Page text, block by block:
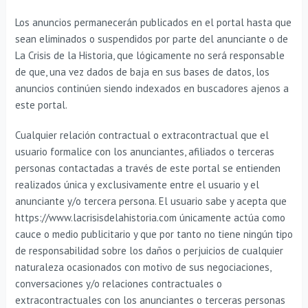
Los anuncios permanecerán publicados en el portal hasta que
sean eliminados o suspendidos por parte del anunciante o de
La Crisis de la Historia, que lógicamente no será responsable
de que, una vez dados de baja en sus bases de datos, los
anuncios continúen siendo indexados en buscadores ajenos a
este portal.
Cualquier relación contractual o extracontractual que el
usuario formalice con los anunciantes, afiliados o terceras
personas contactadas a través de este portal se entienden
realizados única y exclusivamente entre el usuario y el
anunciante y/o tercera persona. El usuario sabe y acepta que
https://www.lacrisisdelahistoria.com únicamente actúa como
cauce o medio publicitario y que por tanto no tiene ningún tipo
de responsabilidad sobre los daños o perjuicios de cualquier
naturaleza ocasionados con motivo de sus negociaciones,
conversaciones y/o relaciones contractuales o
extracontractuales con los anunciantes o terceras personas